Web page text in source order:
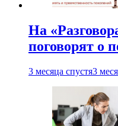
На
поговорят о
3 месяца спустя3